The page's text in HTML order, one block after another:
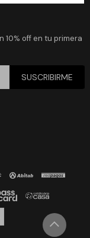
10% off en tu primera
SUSCRIBIRME